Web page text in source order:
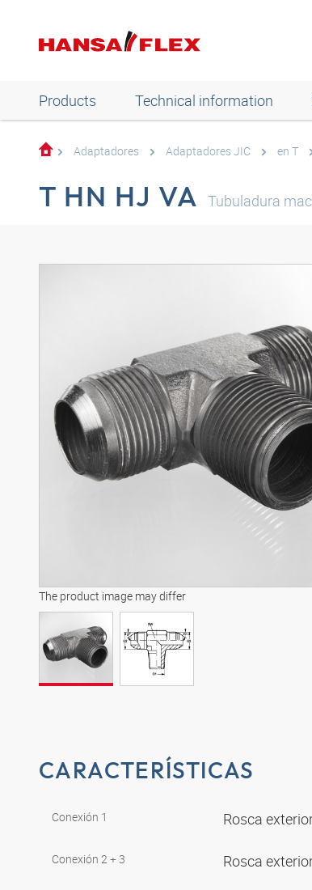
Products Technical information
Adaptadores Adaptadores JIC en T
T HN HJ VA Tubuladura
The product image may differ
CARACTERÍSTICAS
Conexión 1 Rosca
Conexión 2 + 3 Rosca